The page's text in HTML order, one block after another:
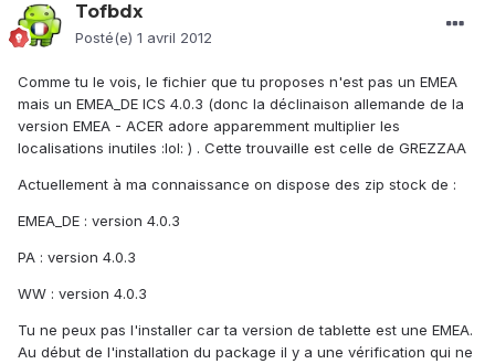
Tofbdx
Posté(e) 1 avril 2012
Comme tu le vois, le fichier que tu proposes n'est pas un EMEA
mais un EMEA_DE ICS 4.0.3 (donc la déclinaison allemande de la
version EMEA - ACER adore apparemment multiplier les
localisations inutiles :lol: ) . Cette trouvaille est celle de GREZZAA
Actuellement à ma connaissance on dispose des zip stock de :
EMEA_DE : version 4.0.3
PA : version 4.0.3
WW : version 4.0.3
Tu ne peux pas l'installer car ta version de tablette est une EMEA.
Au début de l'installation du package il y a une vérification qui ne